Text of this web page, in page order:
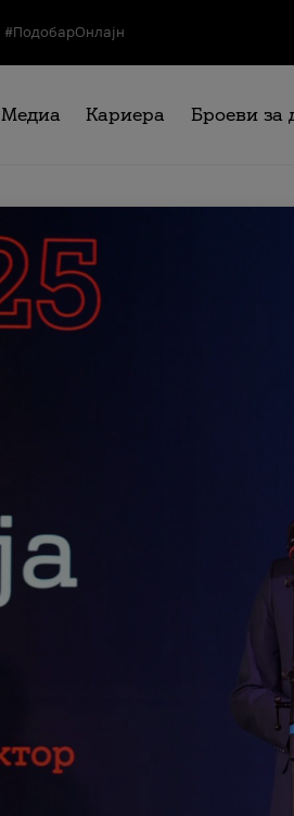
#ПодобарОнлајн
Медиа Кариера Броеви за